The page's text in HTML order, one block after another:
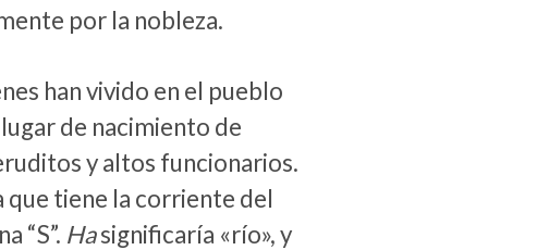
por la nobleza.
han vivido en el pueblo
de nacimiento de
y altos funcionarios.
que tiene la corriente del
“S”. Hasignificaría «río», y